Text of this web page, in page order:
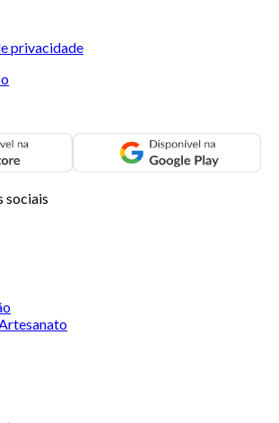
privacidade
sociais